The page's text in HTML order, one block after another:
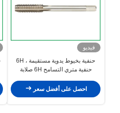
فيديو
حنفية بخيوط يدوية مستقيمة ، 6H
حنفية متري التسامح 6H صلابة
احصل على أفضل سعر